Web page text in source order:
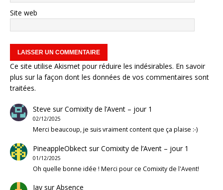
Site web
Ce site utilise Akismet pour réduire les indésirables. En savoir
plus sur la façon dont les données de vos commentaires sont
traitées.
Steve surComixity de l’Avent – jour 1
02/12/2025
Merci beaucoup, je suis vraiment content que ça plaise :-)
PineappleObkectsurComixity de l’Avent – jour 1
01/12/2025
Oh quelle bonne idée ! Merci pour ce Comixity de l'Avent!
JaysurAbsence